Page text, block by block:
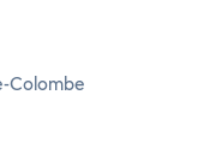
Colombe